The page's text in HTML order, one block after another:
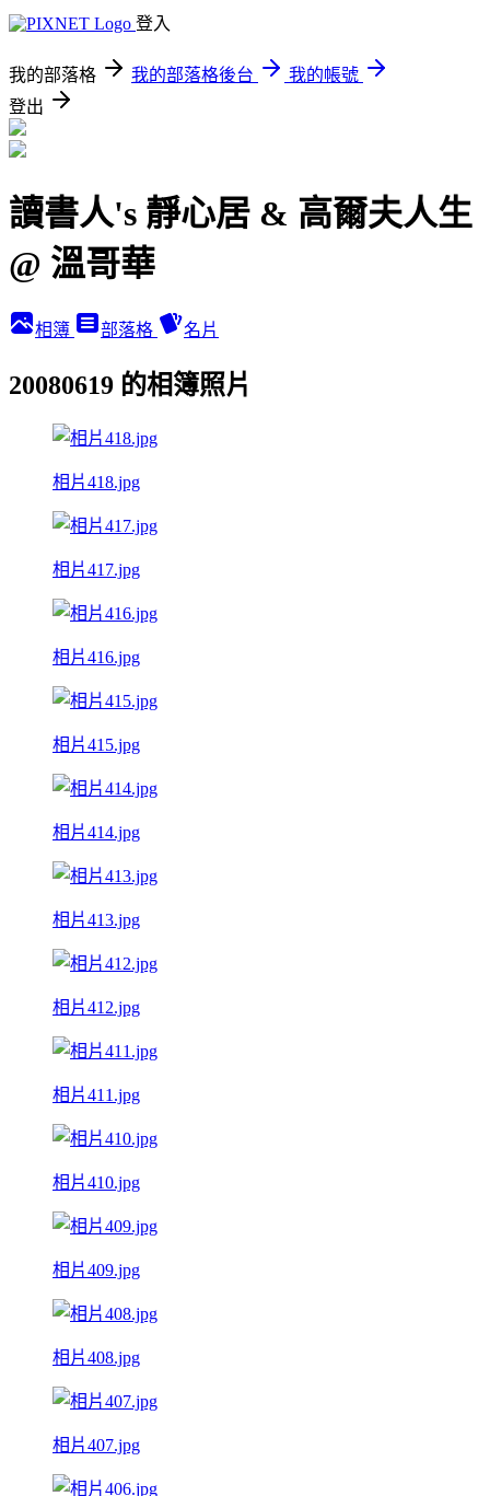
登入
我的部落格 我的部落格後台
我的帳號
登出
讀書人's 靜心居 & 高爾夫人生
@ 溫哥華
相簿 部落格 名片
20080619 的相簿照片
相片418.jpg
相片417.jpg
相片416.jpg
相片415.jpg
相片414.jpg
相片413.jpg
相片412.jpg
相片411.jpg
相片410.jpg
相片409.jpg
相片408.jpg
相片407.jpg